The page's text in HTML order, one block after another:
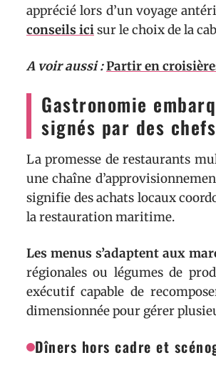
apprécié lors d’un voyage
conseils icisur le choix de la
A voir aussi :Partir en
Gastronomie
signés par des chefs
La promesse de restaurants
une chaîne
signifie des achats locaux
la restauration maritime.
Les menus s’adaptent aux
régionales ou légumes de
exécutif capable de
dimensionnée pour gérer
Dîners hors cadre et